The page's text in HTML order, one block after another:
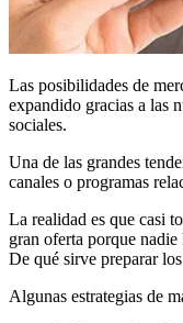
Las posibilidades de
expandido gracias a las
sociales.
Una de las grandes
canales o programas
La realidad es que casi
gran oferta porque
De qué sirve preparar
Algunas estrategias de